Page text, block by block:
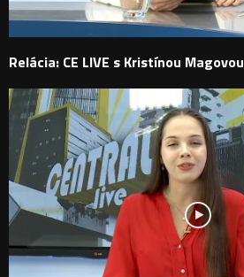
Relácia: CE LIVE s Kristínou Magovou